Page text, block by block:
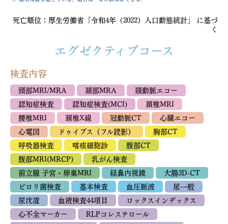
死亡順位：厚生労働省「令和4年（2022）人口動態統計」 に基づ
く
エグゼクティブコース
検査内容
頭部MRI/MRA 頚部MRA
頸動脈エコー
認知症検査
認知症検査(MCI)
頚椎MRI
腰椎MRI
頚椎X線 冠動脈CT
心臓エコー
心電図
ドゥイブス（フル読影）
胸部CT
呼吸器検査
喀痰細胞診
腹部CT
腹部MRI(MRCP)
乳がん検査
前立腺 子宮・卵巣MRI
経鼻内視鏡
大腸3D-CT
ピロリ菌検査
基本検査 血圧脈波
尿一般
尿沈渣
血液検査44項目
ロックスインデックス
心不全マーカー
RLPコレステロール